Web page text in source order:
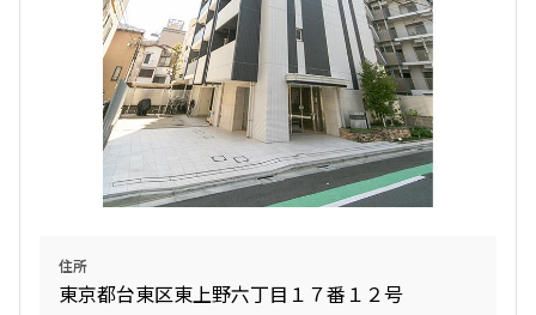
住所
東京都台東区東上野六丁目１７番１２号